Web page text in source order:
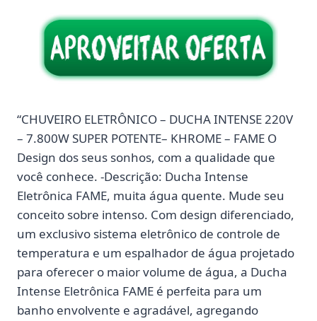
“CHUVEIRO ELETRÔNICO – DUCHA INTENSE 220V
– 7.800W SUPER POTENTE– KHROME – FAME O
Design dos seus sonhos, com a qualidade que
você conhece. -Descrição: Ducha Intense
Eletrônica FAME, muita água quente. Mude seu
conceito sobre intenso. Com design diferenciado,
um exclusivo sistema eletrônico de controle de
temperatura e um espalhador de água projetado
para oferecer o maior volume de água, a Ducha
Intense Eletrônica FAME é perfeita para um
banho envolvente e agradável, agregando